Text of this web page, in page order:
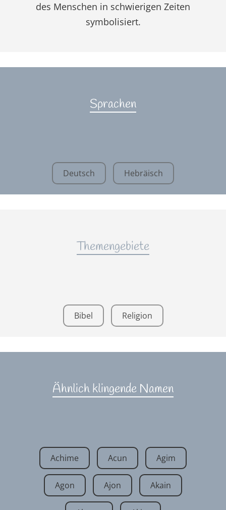
des Menschen in schwierigen Zeiten
symbolisiert.
Sprachen
Deutsch Hebräisch
Themengebiete
Bibel Religion
Ähnlich klingende Namen
Achime Acun Agim
Agon Ajon Akain